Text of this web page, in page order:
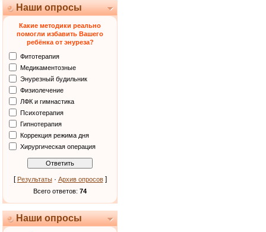
Наши опросы
Какие методики реально
помогли избавить Вашего
ребёнка от энуреза?
Фитотерапия
Медикаментозные
Энурезный будильник
Физиолечение
ЛФК и гимнастика
Психотерапия
Гипнотерапия
Коррекция режима дня
Хирургическая операция
[ Результаты· Архив опросов]
Всего ответов: 74
Наши опросы